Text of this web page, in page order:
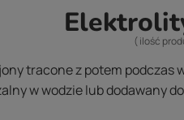
( ilość
tracone z potem podczas
w wodzie lub dodawany